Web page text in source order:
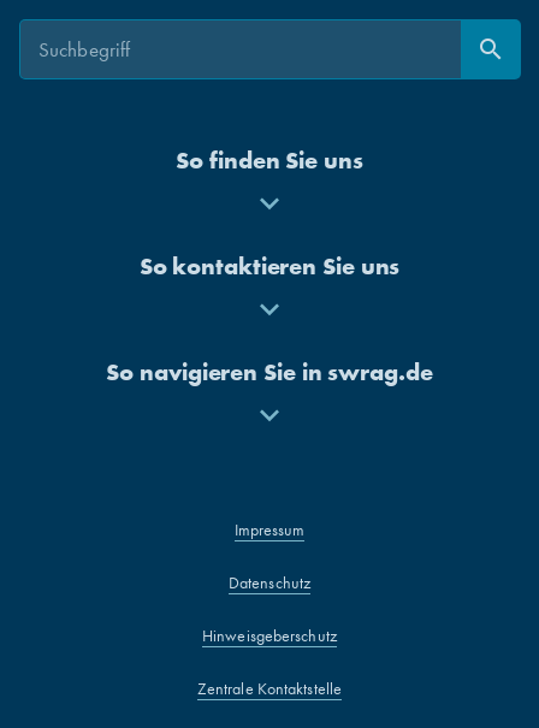
Suche
search
Suchen
So finden Sie uns
Mehr
So kontaktieren Sie uns
Mehr
So navigieren Sie in swrag.de
Mehr
Impressum
Datenschutz
Hinweisgeberschutz
Zentrale Kontaktstelle